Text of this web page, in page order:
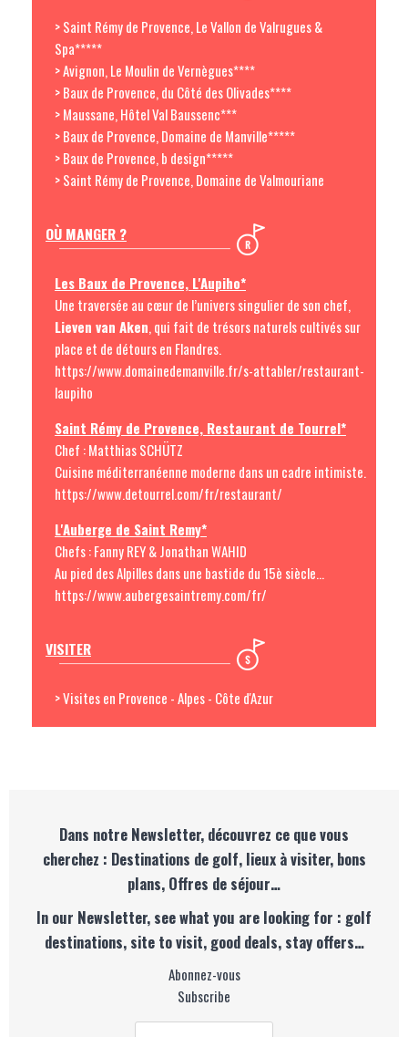
> Saint Rémy de Provence, Le Vallon de Valrugues &
Spa*****
> Avignon, Le Moulin de Vernègues****
> Baux de Provence, du Côté des Olivades****
> Maussane, Hôtel Val Baussenc***
> Baux de Provence, Domaine de Manville*****
> Baux de Provence, b design*****
> Saint Rémy de Provence, Domaine de Valmouriane
OÙ MANGER ?
Les Baux de Provence, L'Aupiho*
Une traversée au cœur de l’univers singulier de son chef,
Lieven van Aken, qui fait de trésors naturels cultivés sur
place et de détours en Flandres.
https://www.domainedemanville.fr/s-attabler/restaurant-
laupiho
Saint Rémy de Provence, Restaurant de Tourrel*
Chef : Matthias SCHÜTZ
Cuisine méditerranéenne moderne dans un cadre intimiste.
https://www.detourrel.com/fr/restaurant/
L'Auberge de Saint Remy*
Chefs : Fanny REY & Jonathan WAHID
Au pied des Alpilles dans une bastide du 15è siècle...
https://www.aubergesaintremy.com/fr/
VISITER
> Visites en Provence - Alpes - Côte d'Azur
Dans notre Newsletter, découvrez ce que vous
cherchez : Destinations de golf, lieux à visiter, bons
plans, Offres de séjour…
In our Newsletter, see what you are looking for : golf
destinations, site to visit, good deals, stay offers…
Abonnez-vous
Subscribe